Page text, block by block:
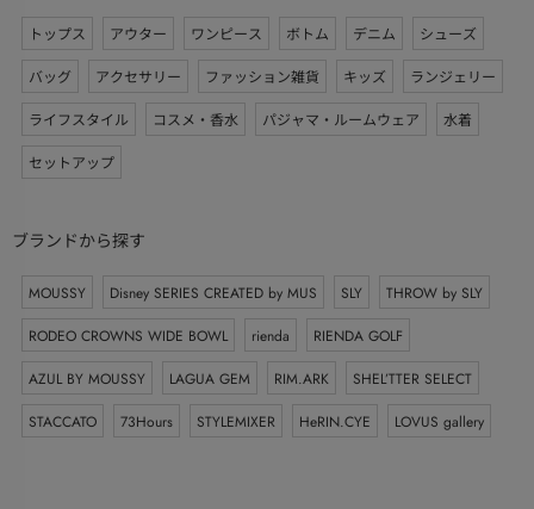
トップス アウター ワンピース ボトム デニム
シューズ
バッグ
アクセサリー ファッション雑貨 キッズ
ランジェリー
ライフスタイル
コスメ・香水 パジャマ・ルームウェア
水着
セットアップ
ブランドから探す
MOUSSY Disney SERIES CREATED by MUS SLY
THROW by SLY
RODEO CROWNS WIDE BOWL
rienda
RIENDA GOLF
AZUL BY MOUSSY
LAGUA GEM RIM.ARK
SHEL’TTER SELECT
STACCATO
73Hours STYLEMIXER HeRIN.CYE LOVUS gallery